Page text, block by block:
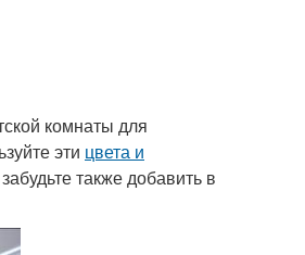
комнаты для
эти цвета и
также добавить в